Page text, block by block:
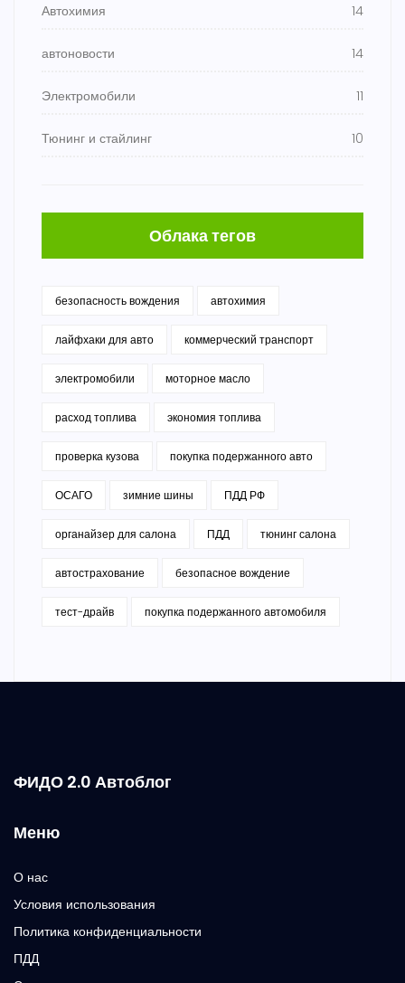
Автохимия 14
автоновости 14
Электромобили 11
Тюнинг и стайлинг 10
Облака тегов
безопасность вождения автохимия
лайфхаки для авто коммерческий транспорт
электромобили моторное масло
расход топлива экономия топлива
проверка кузова покупка подержанного авто
ОСАГО зимние шины ПДД РФ
органайзер для салона ПДД тюнинг салона
автострахование безопасное вождение
тест-драйв покупка подержанного автомобиля
ФИДО 2.0 Автоблог
Меню
О нас
Условия использования
Политика конфиденциальности
ПДД